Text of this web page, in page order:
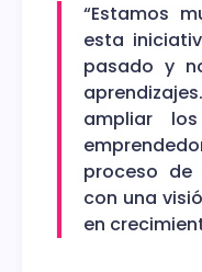
“Estamos
esta
pasado y
ampliar
proceso de
con una
en